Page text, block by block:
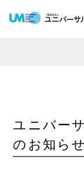
ユニバー
のお知らせ